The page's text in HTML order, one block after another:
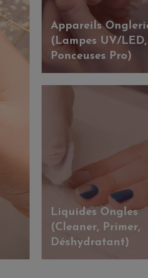
Appareils
(Lampes UV/LED,
Ponceuses Pro)
Liquides Ongles
(Cleaner, Primer,
Déshydratant)